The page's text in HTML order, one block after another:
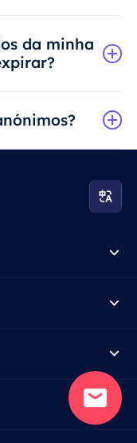
da minha